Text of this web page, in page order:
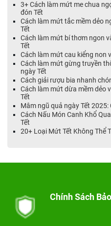
3+ Cách làm mứt me chua
đón Tết
Cách làm mứt tắc mềm dẻo
Tết
Cách làm mứt bí thơm ngon
Tết
Cách làm mứt cau kiểng non
Cách làm mứt gừng truyền
ngày Tết
Cách giải rượu bia nhanh
Cách làm mứt dừa mềm dẻo
Tết
Mâm ngũ quả ngày Tết 2025:
Cách Nấu Món Canh Khổ
Tết
20+ Loại Mứt Tết Không Thể
Chính Sách